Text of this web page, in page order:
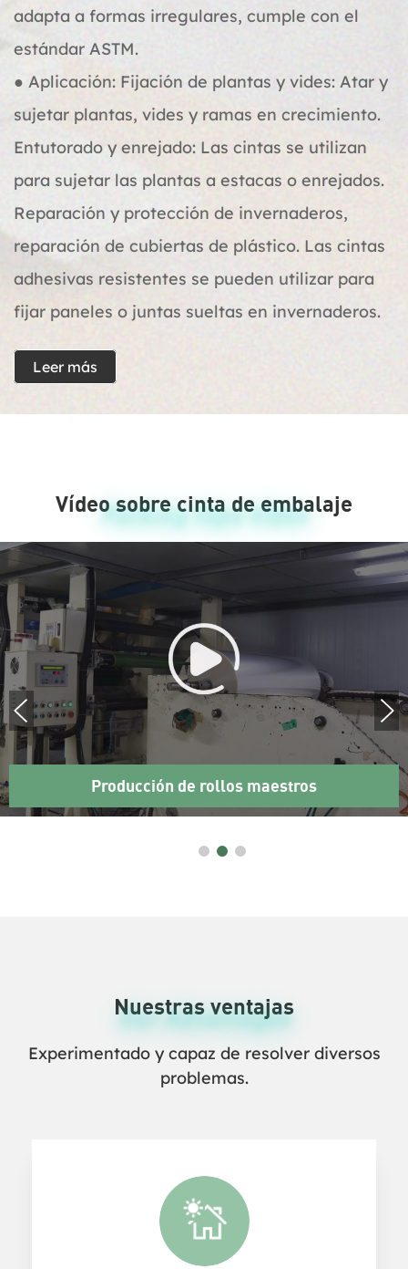
adapta a formas irregulares, cumple con el
estándar ASTM.
● Aplicación: Fijación de plantas y vides: Atar y
sujetar plantas, vides y ramas en crecimiento.
Entutorado y enrejado: Las cintas se utilizan
para sujetar las plantas a estacas o enrejados.
Reparación y protección de invernaderos,
reparación de cubiertas de plástico. Las cintas
adhesivas resistentes se pueden utilizar para
fijar paneles o juntas sueltas en invernaderos.
Leer más
Vídeo sobre cinta de embalaje
Packing Tape Video
Producción
Nuestras ventajas
Our Advantages
Experimentado y capaz de resolver diversos
problemas.